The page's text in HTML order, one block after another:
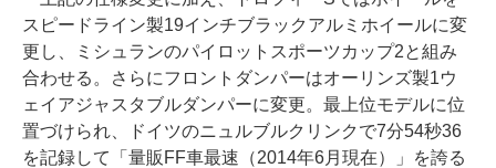
スピードライン製19インチブラックアルミホイールに変
更し、ミシュランのパイロットスポーツカップ2と組み
合わせる。さらにフロントダンパーはオーリンズ製1ウ
ェイアジャスタブルダンパーに変更。最上位モデルに位
置づけられ、ドイツのニュルブルクリンクで7分54秒36
を記録して「量販FF車最速（2014年6月現在）」を誇る